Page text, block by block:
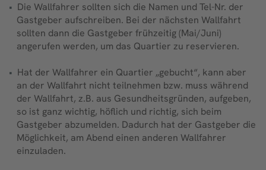
Die Wallfahrer sollten sich die Namen und Tel-Nr. der
Gastgeber aufschreiben. Bei der nächsten Wallfahrt
sollten dann die Gastgeber frühzeitig (Mai/Juni)
angerufen werden, um das Quartier zu reservieren.
Hat der Wallfahrer ein Quartier „gebucht“, kann aber
an der Wallfahrt nicht teilnehmen bzw. muss während
der Wallfahrt, z.B. aus Gesundheitsgründen, aufgeben,
so ist ganz wichtig, höflich und richtig, sich beim
Gastgeber abzumelden. Dadurch hat der Gastgeber die
Möglichkeit, am Abend einen anderen Wallfahrer
einzuladen.